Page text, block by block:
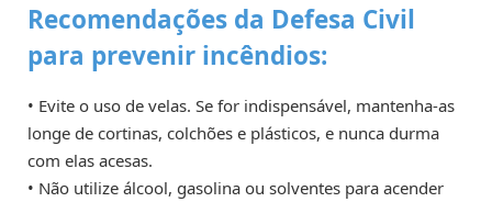
Recomendações da Defesa Civil
para prevenir incêndios:
• Evite o uso de velas. Se for indispensável, mantenha-as
longe de cortinas, colchões e plásticos, e nunca durma
com elas acesas.
• Não utilize álcool, gasolina ou solventes para acender